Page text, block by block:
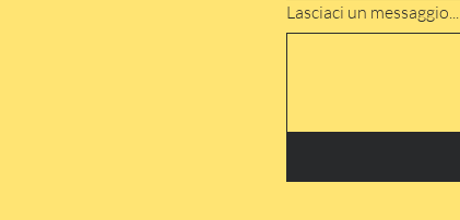
Lasciaci un messaggio...